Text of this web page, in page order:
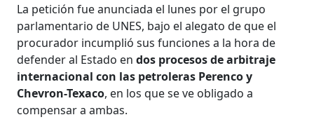
La petición fue anunciada el lunes por el grupo
parlamentario de UNES, bajo el alegato de que el
procurador incumplió sus funciones a la hora de
defender al Estado endos procesos de arbitraje
internacional con las petroleras Perenco y
Chevron-Texaco, en los que se ve obligado a
compensar a ambas.